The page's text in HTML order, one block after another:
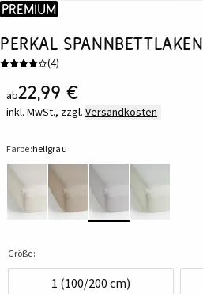
Premium
Perkal Spannbettlaken
(4)
ab22,99 €
inkl. MwSt., zzgl. Versandkosten
Farbe:hellgrau
Größe:
1 (100/200 cm)